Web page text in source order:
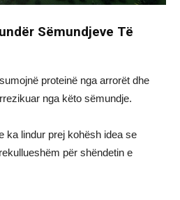
Sëmundjeve Të
proteinë nga arrorët dhe
nga këto sëmundje.
ka lindur prej kohësh idea se
për shëndetin e